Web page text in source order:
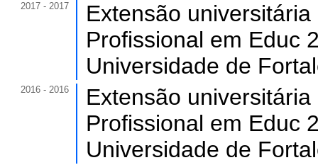
2017 - 2017
Extensão
Profissional em Educ
Universidade de
2016 - 2016
Extensão
Profissional em Educ
Universidade de